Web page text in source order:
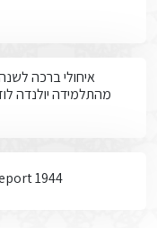
איחולי ברכה
מהתלמידה יולנדה
1944